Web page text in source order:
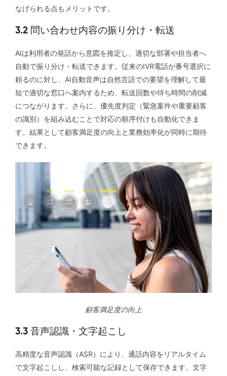
なげられる点もメリットです。
3.2 問い合わせ内容の振り分け・転送
AIは利用者の発話から意図を推定し、適切な部署や担当者へ
自動で振り分け・転送できます。従来のIVR電話が番号選択に
頼るのに対し、AI自動音声は自然言語での要望を理解して最
短で適切な窓口へ案内するため、転送回数や待ち時間の削減
につながります。さらに、優先度判定（緊急案件や重要顧客
の識別）を組み込むことで対応の順序付けも自動化できま
す。結果として顧客満足度の向上と業務効率化が同時に期待
できます。
顧客満足度の向上
3.3 音声認識・文字起こし
高精度な音声認識（ASR）により、通話内容をリアルタイム
で文字起こしし、検索可能な記録として保存できます。文字